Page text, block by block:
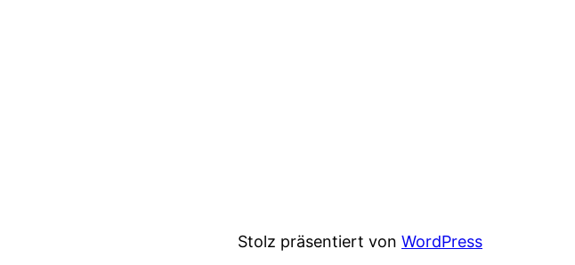
Stolz präsentiert von WordPress